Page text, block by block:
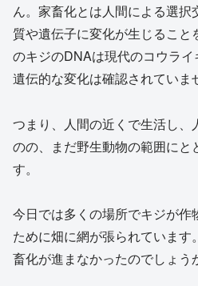
ん。家畜化とは人間による選
質や遺伝子に変化が生じるこ
のキジのDNAは現代のコウライ
遺伝的な変化は確認されていま
つまり、人間の近くで生活し、
のの、まだ野生動物の範囲に
す。
今日では多くの場所でキジが作
ために畑に網が張られていま
畜化が進まなかったのでしょう